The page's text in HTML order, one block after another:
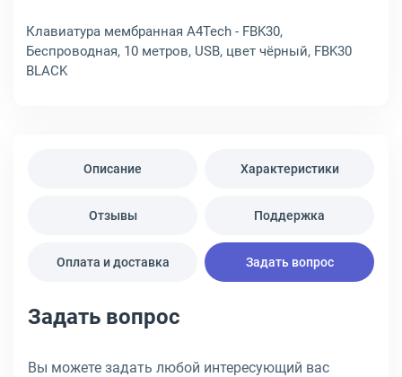
Клавиатура мембранная A4Tech - FBK30,
Беспроводная, 10 метров, USB, цвет чёрный, FBK30
BLACK
Описание Характеристики
Отзывы Поддержка
Оплата и доставка Задать вопрос
Задать вопрос
Вы можете задать любой интересующий вас